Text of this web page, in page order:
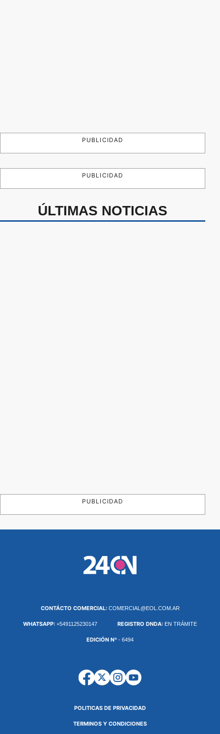
PUBLICIDAD
PUBLICIDAD
ÚLTIMAS NOTICIAS
PUBLICIDAD
CONTÁCTO COMERCIAL: COMERCIAL@EOL.COM.AR
WHATSAPP: +5491125230147 REGISTRO DNDA: EN TRÁMITE
EDICIÓN Nº - 6494
POLITICAS DE PRIVACIDAD
TERMINOS Y CONDICIONES